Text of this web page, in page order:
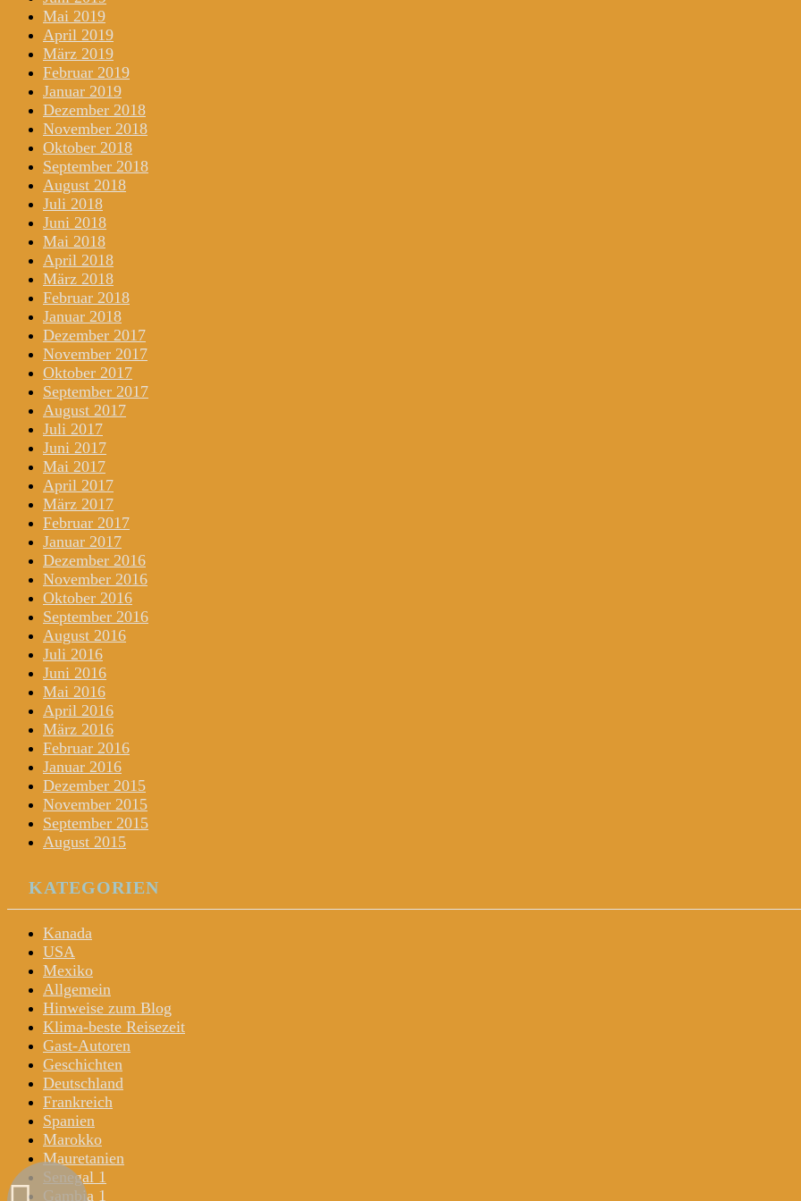
Mai 2019
April 2019
März 2019
Februar 2019
Januar 2019
Dezember 2018
November 2018
Oktober 2018
September 2018
August 2018
Juli 2018
Juni 2018
Mai 2018
April 2018
März 2018
Februar 2018
Januar 2018
Dezember 2017
November 2017
Oktober 2017
September 2017
August 2017
Juli 2017
Juni 2017
Mai 2017
April 2017
März 2017
Februar 2017
Januar 2017
Dezember 2016
November 2016
Oktober 2016
September 2016
August 2016
Juli 2016
Juni 2016
Mai 2016
April 2016
März 2016
Februar 2016
Januar 2016
Dezember 2015
November 2015
September 2015
August 2015
KATEGORIEN
Kanada
USA
Mexiko
Allgemein
Hinweise zum Blog
Klima-beste Reisezeit
Gast-Autoren
Geschichten
Deutschland
Frankreich
Spanien
Marokko
Mauretanien
Senegal 1
Gambia 1